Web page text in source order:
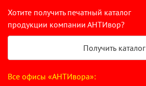
Хотите получить печатный каталог
продукции компании АНТИвор?
Получить каталог
Все офисы «АНТИвора»: